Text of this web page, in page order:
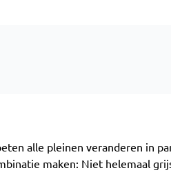
alle pleinen veranderen in
maken: Niet helemaal